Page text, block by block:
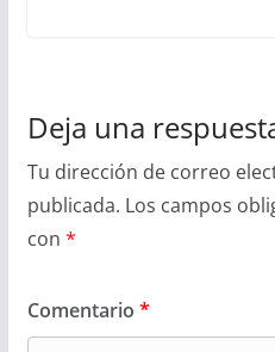
Deja una
Tu dirección de correo
publicada. Los campos
con *
Comentario *